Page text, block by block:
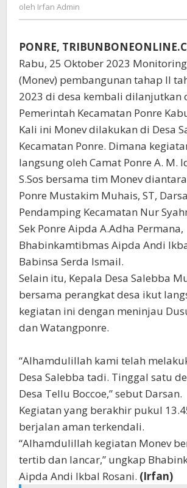
oleh Irfan Admin
PONRE,
Rabu, 25 Oktober 2023
(Monev) pembangunan tahap II
2023 di desa kembali dilanjutkan
Pemerintah Kecamatan Ponre
Kali ini Monev dilakukan di Desa
Kecamatan Ponre. Dimana
langsung oleh Camat Ponre A. M.
S.Sos bersama tim Monev
Ponre Mustakim Muhais, ST,
Pendamping Kecamatan Nur
Sek Ponre Aipda A.Adha Permana,
Bhabinkamtibmas Aipda Andi
Babinsa Serda Ismail.
Selain itu, Kepala Desa Salebba
bersama perangkat desa ikut
kegiatan ini dengan meninjau
dan Watangponre.
“Alhamdulillah kami telah
Desa Salebba tadi. Tinggal satu
Desa Tellu Boccoe,” sebut Darsan.
Kegiatan yang berakhir pukul
berjalan aman terkendali.
“Alhamdulillah kegiatan Monev
tertib dan lancar,” ungkap
Aipda Andi Ikbal Rosani. (Irfan)